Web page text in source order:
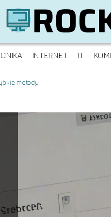
INTERNET IT
metody